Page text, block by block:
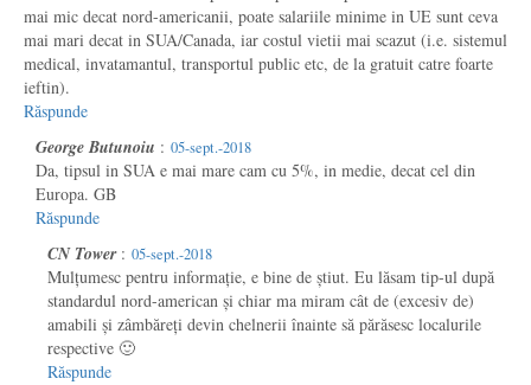
mai mic decat nord-americanii, poate salariile minime in UE sunt ceva
mai mari decat in SUA/Canada, iar costul vietii mai scazut (i.e. sistemul
medical, invatamantul, transportul public etc, de la gratuit catre foarte
ieftin).
Răspunde
George Butunoiu : 05-sept.-2018
Da, tipsul in SUA e mai mare cam cu 5%, in medie, decat cel din
Europa. GB
Răspunde
CN Tower: 05-sept.-2018
Mulțumesc pentru informație, e bine de știut. Eu lăsam tip-ul după
standardul nord-american și chiar ma miram cât de (excesiv de)
amabili și zâmbăreți devin chelnerii înainte să părăsesc localurile
respective 🙂
Răspunde